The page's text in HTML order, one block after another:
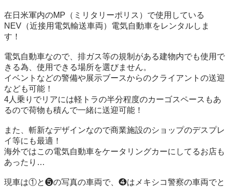
在日米軍内のMP（ミリタリーポリス）で使用している
NEV（近接用電気輸送車両）電気自動車をレンタルしま
す！
電気自動車なので、排ガス等の規制がある建物内でも使用で
きる為、使用できる場所を選びません。
イベントなどの警備や展示ブースからのクライアントの送迎
なども可能！
4人乗りでリアには軽トラの半分程度のカーゴスペースもあ
るので荷物も積んで一緒に送迎可能！
また、斬新なデザインなので商業施設のショップのデスプレ
イ等にも最適！
海外ではこの電気自動車をケータリングカーにしてるお店も
あったり…
現車は①と❺の写真の車両で、❹はメキシコ警察の車両でと